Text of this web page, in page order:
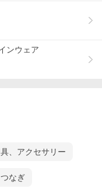
所、農業、林業、畜
や長袖・半袖・ベス
、音楽フェスやスポ
いいただけるよう、
ンウェア
、アクセサリー
つなぎ